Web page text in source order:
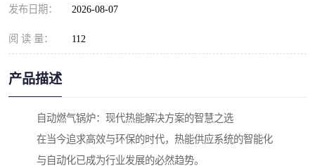
发布日期： 2026-08-07
阅 读 量： 112
产品描述
自动燃气锅炉：现代热能解决方案的智慧之选
在当今追求高效与环保的时代，热能供应系统的智能化
与自动化已成为行业发展的必然趋势。